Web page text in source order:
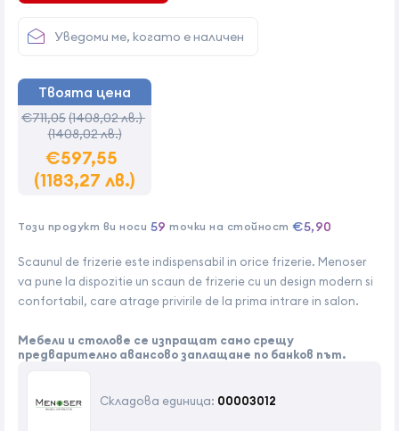
Scaunul de frizerie este indispensabil in orice frizerie. Menoser
va pune la dispozitie un scaun de frizerie cu un design modern si
confortabil, care atrage privirile de la prima intrare in salon.
Мебели и столове се изпращат само срещу
предварително авансово заплащане по банков път.
Складова единица: 00003012
Уведоми ме, когато е наличен
Твоята цена
€711,05(1408,02 лв.)
(1408,02 лв.)
€597,55
(1183,27 лв.)
Този продукт ви носи 59 точки на стойност €5,90